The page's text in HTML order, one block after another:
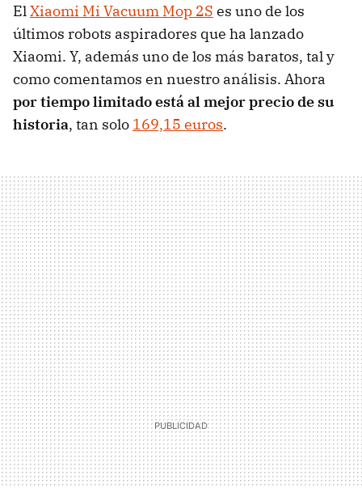
ElXiaomi Mi Vacuum Mop 2S es uno de los
últimos robots aspiradores que ha lanzado
Xiaomi. Y, además uno de los más baratos, tal y
como comentamos en nuestro análisis. Ahora
por tiempo limitado está al mejor precio de su
historia, tan solo 169,15 euros.